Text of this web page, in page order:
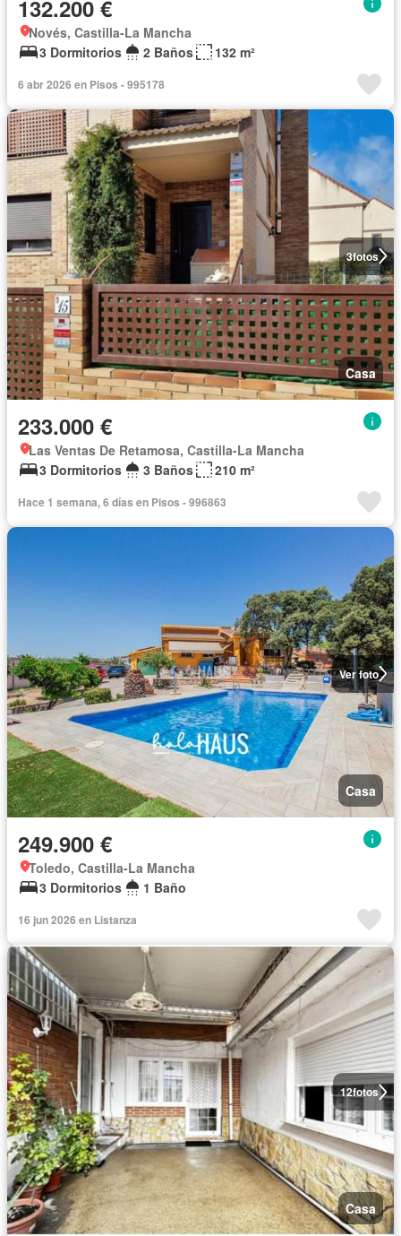
132.200 €
Novés, Castilla-La Mancha
3 Dormitorios
2 Baños 132 m²
6 abr 2026 en Pisos - 995178
3fotos
Casa
233.000 €
Las Ventas De Retamosa, Castilla-La Mancha
3 Dormitorios
3 Baños 210 m²
Hace 1 semana, 6 días en Pisos - 996863
Ver foto
Casa
249.900 €
Toledo, Castilla-La Mancha
3 Dormitorios
1 Baño
16 jun 2026 en Listanza
12fotos
Casa